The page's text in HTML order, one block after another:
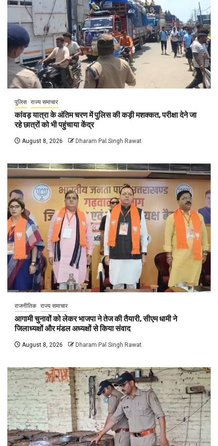
पुलिस राज्य समाचार
कांवड़ यात्रा के अंतिम चरण में पुलिस की कड़ी मशक्कत, परीक्षा देने जा
रहे छात्रों को भी पहुंचाया केंद्र
August 8, 2026 Dharam Pal Singh Rawat
राजनीतिक राज्य समाचार
आगामी चुनावों को लेकर भाजपा ने तेज की तैयारी, सीएम धामी ने
जिलाध्यक्षों और मंडल अध्यक्षों से किया संवाद
August 8, 2026 Dharam Pal Singh Rawat